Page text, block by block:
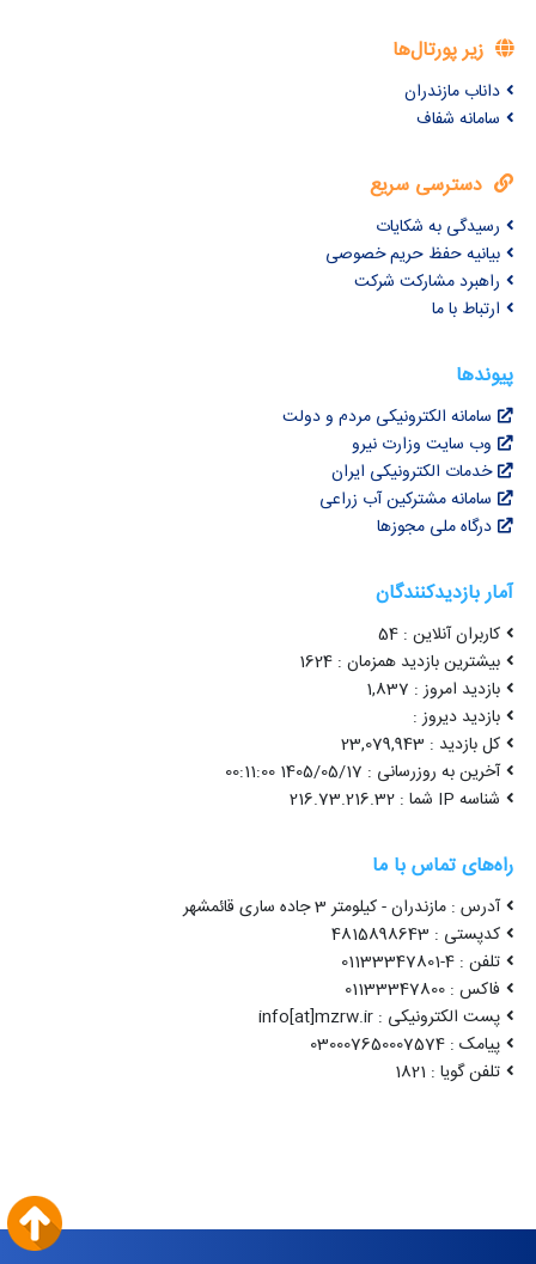
زیر پورتال‌ها
داناب مازندران
سامانه شفاف
دسترسی سریع
رسیدگی به شکایات
بیانیه حفظ حریم خصوصی
راهبرد مشارکت شرکت
ارتباط با ما
پیوندها
سامانه الکترونیکی مردم و دولت
وب سایت وزارت نیرو
خدمات الکترونیکی ایران
سامانه مشترکین آب زراعی
درگاه ملی مجوزها
آمار بازدیدکنندگان
کاربران آنلاین : 54
بیشترین بازدید همزمان : 1624
بازدید امروز : 1,837
بازدید دیروز :
کل بازدید : 23,079,943
آخرین به روزرسانی : 1405/05/17 00:11:00
شناسه IP شما : 216.73.216.32
راه‌های تماس با ما
آدرس : مازندران - کیلومتر 3 جاده ساری قائمشهر
کدپستی : 4815898643
تلفن : 4-01133347801
فاکس : 01133347800
پست الکترونیکی : info[at]mzrw.ir
پیامک : 030007650007574
تلفن گویا : 1821